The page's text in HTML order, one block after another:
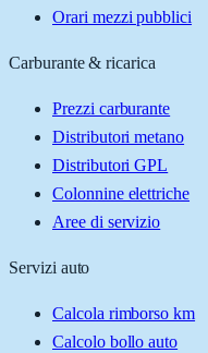
Orari mezzi pubblici
Carburante & ricarica
Prezzi carburante
Distributori metano
Distributori GPL
Colonnine elettriche
Aree di servizio
Servizi auto
Calcola rimborso km
Calcolo bollo auto